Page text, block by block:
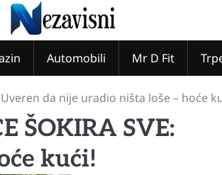
Automobili Mr D Fit
Uveren da nije uradio ništa loše – hoće
ŠOKIRA SVE:
kući!